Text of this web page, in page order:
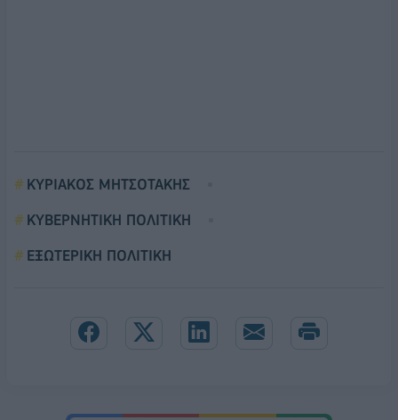
ΚΥΡΙΑΚΟΣ ΜΗΤΣΟΤΑΚΗΣ
ΚΥΒΕΡΝΗΤΙΚΗ ΠΟΛΙΤΙΚΗ
ΕΞΩΤΕΡΙΚΗ ΠΟΛΙΤΙΚΗ